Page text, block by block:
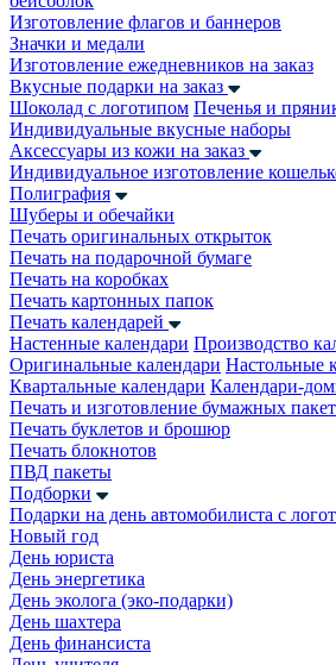
Изготовление флагов и баннеров
Значки и медали
Изготовление ежедневников на заказ
Вкусные подарки на заказ
Шоколад с логотипом Печенья и
Индивидуальные вкусные наборы
Аксессуары из кожи на заказ
Индивидуальное изготовление
Полиграфия
Шуберы и обечайки
Печать оригинальных открыток
Печать на подарочной бумаге
Печать на коробках
Печать картонных папок
Печать календарей
Настенные календари Производство
Оригинальные календари Настольные
Квартальные календари Календари-
Печать и изготовление бумажных
Печать буклетов и брошюр
Печать блокнотов
ПВД пакеты
Подборки
Подарки на день автомобилиста с
Новый год
День юриста
День энергетика
День эколога (эко-подарки)
День шахтера
День финансиста